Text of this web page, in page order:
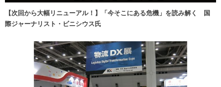
【次回から大幅リニューアル！】「今そこにある危機」を読み解く 国
際ジャーナリスト・ビニシウス氏